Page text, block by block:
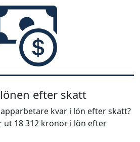
efter skatt
kvar i lön efter skatt?
ut 18 312 kronor i lön efter